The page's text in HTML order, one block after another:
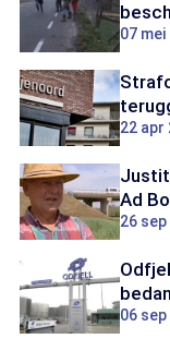
07 mei
22 apr
Ad
26
06